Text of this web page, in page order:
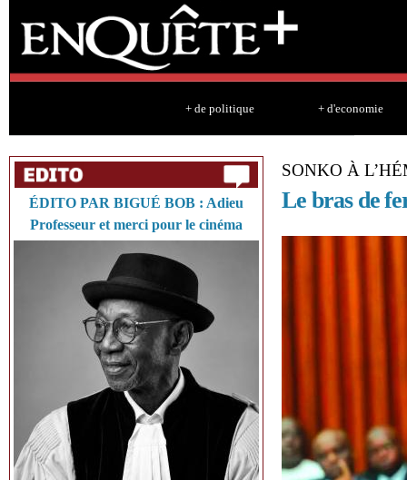
+ de politique + d'economie
ÉDITO PAR BIGUÉ BOB : Adieu
Professeur et merci pour le cinéma
SONKO À
Le bras de